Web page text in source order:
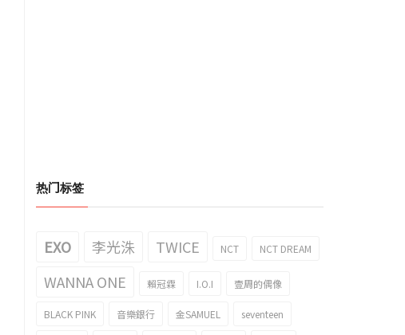
热门标签
EXO 李光洙 TWICE NCT NCT DREAM
WANNA ONE 賴冠霖 I.O.I 壹周的偶像
BLACK PINK 音樂銀行 金SAMUEL seventeen